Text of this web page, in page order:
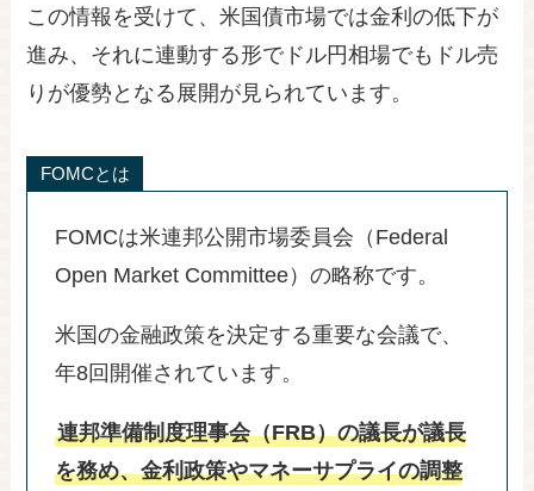
この情報を受けて、米国債市場では金利の低下が
進み、それに連動する形でドル円相場でもドル売
りが優勢となる展開が見られています。
FOMCとは
FOMCは米連邦公開市場委員会（Federal
Open Market Committee）の略称です。
米国の金融政策を決定する重要な会議で、
年8回開催されています。
連邦準備制度理事会（FRB）の議長が議長
を務め、金利政策やマネーサプライの調整